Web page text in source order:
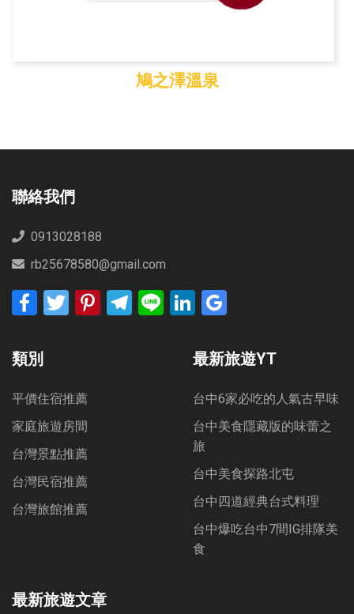
鳩之澤溫泉
聯絡我們
0913028188
rb25678580@gmail.com
FacebookTwitter PinterestTelegram
Line LinkedIn
類別
平價住宿推薦
家庭旅遊房間
台灣景點推薦
台灣民宿推薦
台灣旅館推薦
最新旅遊文章
最新旅遊YT
台中6家必吃的人氣古早味
台中美食隱藏版的味蕾之
旅
台中美食探路北屯
台中四道經典台式料理
台中爆吃台中7間IG排隊美
食